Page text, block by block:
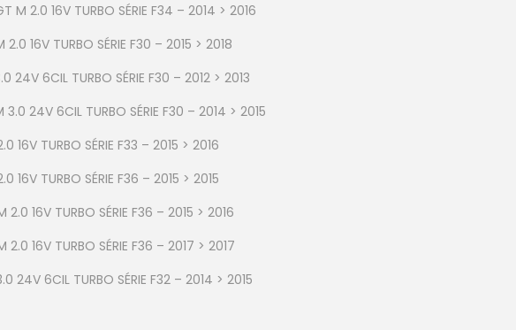
M 2.0 16V TURBO SÉRIE F34 – 2014 > 2016
2.0 16V TURBO SÉRIE F30 – 2015 > 2018
24V 6CIL TURBO SÉRIE F30 – 2012 > 2013
3.0 24V 6CIL TURBO SÉRIE F30 – 2014 > 2015
16V TURBO SÉRIE F33 – 2015 > 2016
16V TURBO SÉRIE F36 – 2015 > 2015
2.0 16V TURBO SÉRIE F36 – 2015 > 2016
2.0 16V TURBO SÉRIE F36 – 2017 > 2017
24V 6CIL TURBO SÉRIE F32 – 2014 > 2015